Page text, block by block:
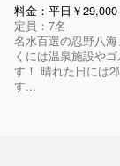
料金：平日￥29,000
定員：7名
名水百選の忍野八
くには温泉施設や
す！ 晴れた日には
す...